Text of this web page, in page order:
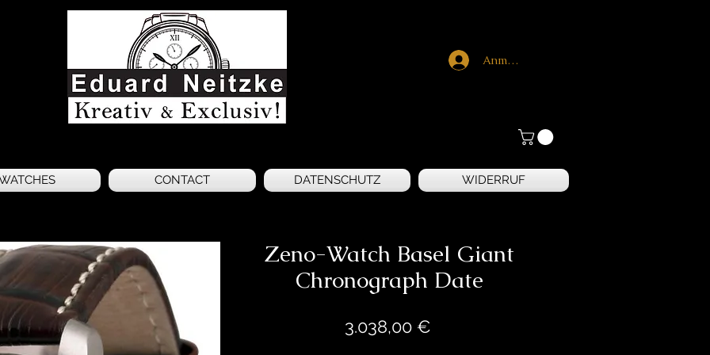
Anmelden
CONTACT DATENSCHUTZ WIDERRUF
Zeno-Watch Basel Giant
Chronograph Date
3.038,00 €Preis